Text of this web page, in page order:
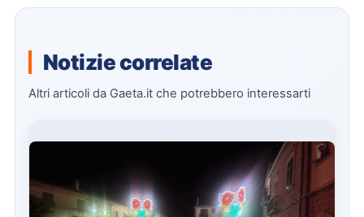
Notizie correlate
Altri articoli da Gaeta.it che potrebbero interessarti